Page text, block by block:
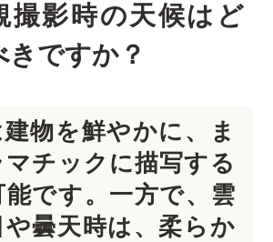
撮影時の天候はど
きですか？
物を鮮やかに、ま
チックに描写する
能です。一方で、雲
曇天時は、柔らか